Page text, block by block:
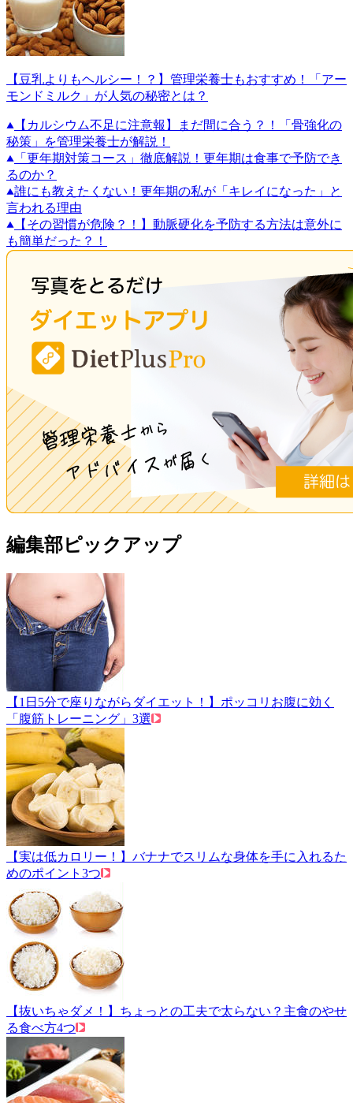
【豆乳よりもヘルシー！？】管理栄養士もおすすめ！「アー
モンドミルク」が人気の秘密とは？
【カルシウム不足に注意報】まだ間に合う？！「骨強化の
秘策」を管理栄養士が解説！
「更年期対策コース」徹底解説！更年期は食事で予防でき
るのか？
誰にも教えたくない！更年期の私が「キレイになった」と
言われる理由
【その習慣が危険？！】動脈硬化を予防する方法は意外に
も簡単だった？！
編集部ピックアップ
【1日5分で座りながらダイエット！】ポッコリお腹に効く
「腹筋トレーニング」3選
【実は低カロリー！】バナナでスリムな身体を手に入れるた
めのポイント3つ
【抜いちゃダメ！】ちょっとの工夫で太らない？主食のやせ
る食べ方4つ